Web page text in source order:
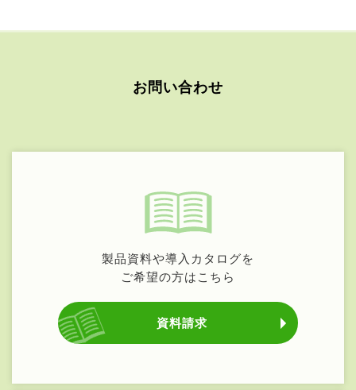
お問い合わせ
製品資料や導入カタログを
ご希望の方はこちら
資料請求